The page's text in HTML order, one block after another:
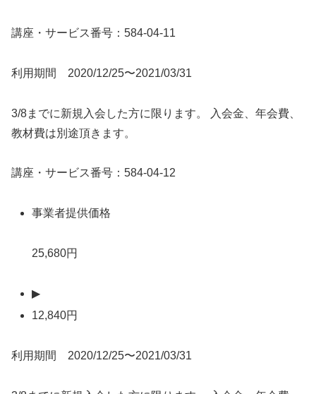
講座・サービス番号：584-04-11
利用期間 2020/12/25〜2021/03/31
3/8までに新規入会した方に限ります。 入会金、年会費、
教材費は別途頂きます。
講座・サービス番号：584-04-12
事業者提供価格
25,680円
▶
12,840円
利用期間 2020/12/25〜2021/03/31